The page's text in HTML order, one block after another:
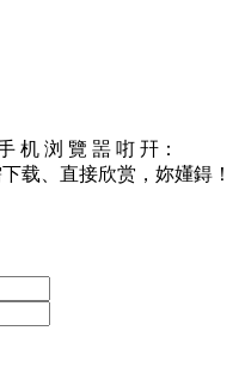
浏 覽 噐 咑 幵：
载、直接欣赏，妳嬞鍀！